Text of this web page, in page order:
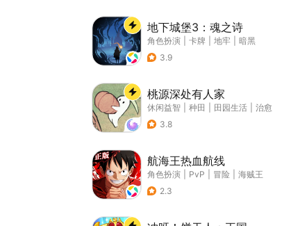
地下城堡3：魂之诗
角色扮演 卡牌 地牢
暗黑
3.9
桃源深处有人家
休闲益智 种田 田园生活
治愈
3.8
航海王热血航线
角色扮演 PvP 冒险
海贼王
2.3